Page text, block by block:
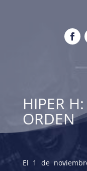
HIPER
ORDEN
El 1 de